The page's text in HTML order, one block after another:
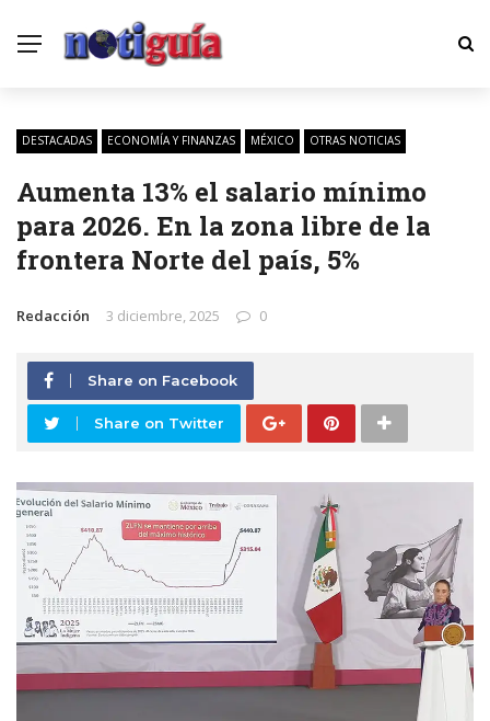
DESTACADAS ECONOMÍA Y FINANZAS MÉXICO OTRAS NOTICIAS
Aumenta 13% el salario mínimo
para 2026. En la zona libre de la
frontera Norte del país, 5%
Redacción 3 diciembre, 2025 0
Share on Facebook
Share on Twitter